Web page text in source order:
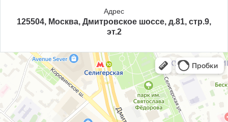
Адрес
125504, Москва, Дмитровское шоссе, д.81, стр.9,
эт.2